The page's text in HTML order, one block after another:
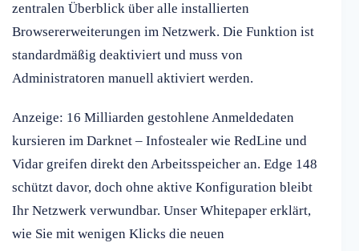
zentralen Überblick über alle installierten
Browsererweiterungen im Netzwerk. Die Funktion ist
standardmäßig deaktiviert und muss von
Administratoren manuell aktiviert werden.
Anzeige: 16 Milliarden gestohlene Anmeldedaten
kursieren im Darknet – Infostealer wie RedLine und
Vidar greifen direkt den Arbeitsspeicher an. Edge 148
schützt davor, doch ohne aktive Konfiguration bleibt
Ihr Netzwerk verwundbar. Unser Whitepaper erklärt,
wie Sie mit wenigen Klicks die neuen